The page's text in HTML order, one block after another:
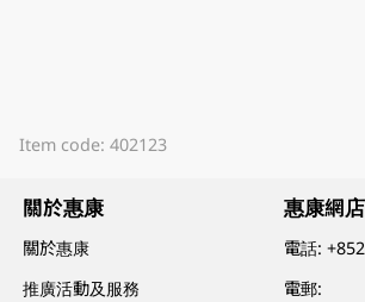
Item code: 402123
關於惠康
關於惠康
推廣活動及服務
惠康網
電話:
電郵: